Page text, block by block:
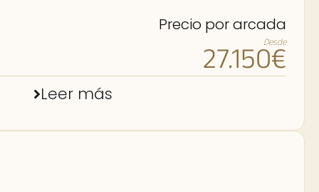
Precio por arcada
Desde
27.150€
Leer más